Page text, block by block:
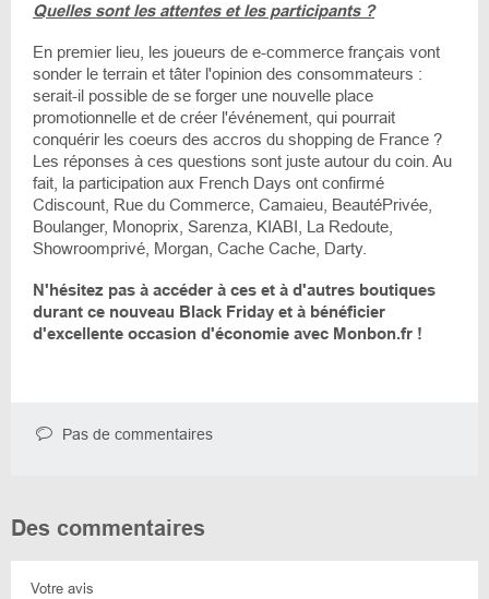
Quelles sont les attentes et les participants ?
En premier lieu, les joueurs de e-commerce français vont
sonder le terrain et tâter l'opinion des consommateurs :
serait-il possible de se forger une nouvelle place
promotionnelle et de créer l'événement, qui pourrait
conquérir les coeurs des accros du shopping de France ?
Les réponses à ces questions sont juste autour du coin. Au
fait, la participation aux French Days ont confirmé
Cdiscount, Rue du Commerce, Camaieu, BeautéPrivée,
Boulanger, Monoprix, Sarenza, KIABI, La Redoute,
Showroomprivé, Morgan, Cache Cache, Darty.
N'hésitez pas à accéder à ces et à d'autres boutiques
durant ce nouveau Black Friday et à bénéficier
d'excellente occasion d'économie avec Monbon.fr !
Pas de commentaires
Des commentaires
Votre avis